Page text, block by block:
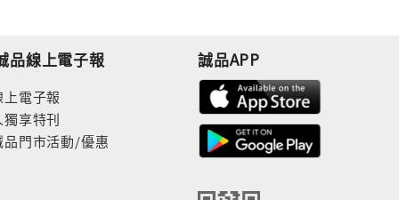
品線上電子報
電子報
享特刊
品門市活動/優惠
誠品APP